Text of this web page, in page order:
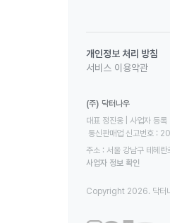
개인정보 처리 방침
서비스 이용약관
(주) 닥터나우
대표 정진웅 | 사업자
통신판매업 신고번호
주소 : 서울 강남구 테헤
사업자 정보 확인
Copyright 2026. 닥터